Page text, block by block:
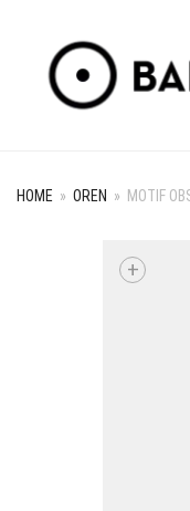
HOME » OREN » MOTIF
+